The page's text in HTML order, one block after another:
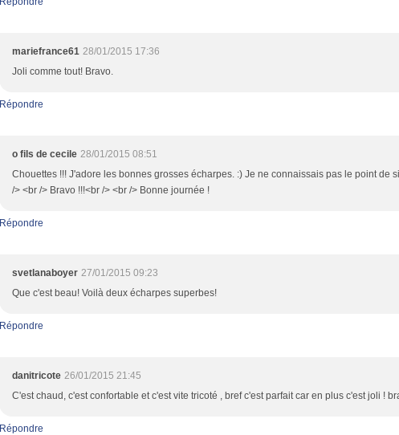
mariefrance61 28/01/2015 17:36
Joli comme tout! Bravo.
Répondre
o fils de cecile 28/01/2015 08:51
Chouettes !!! J'adore les bonnes grosses écharpes. :) Je ne connaissais pas le point de
/> <br /> Bravo !!!<br /> <br /> Bonne journée !
Répondre
svetlanaboyer 27/01/2015 09:23
Que c'est beau! Voilà deux écharpes superbes!
Répondre
danitricote 26/01/2015 21:45
C'est chaud, c'est confortable et c'est vite tricoté , bref c'est parfait car en plus c'est joli !
Répondre